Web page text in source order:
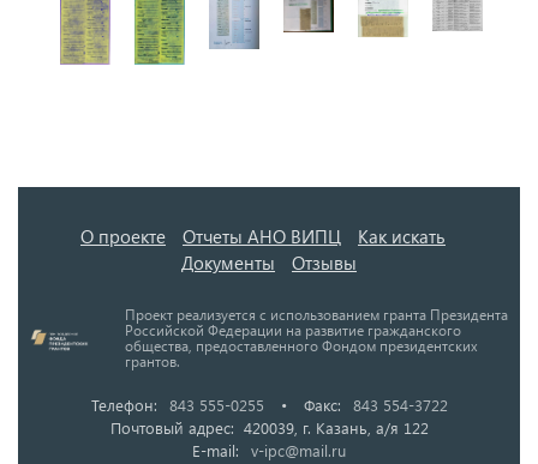
О проекте Отчеты АНО ВИПЦ
Как искать
Документы
Отзывы
Проект реализуется с использованием гранта Президента
Российской Федерации на развитие гражданского
общества, предоставленного Фондом президентских
грантов.
Телефон: 843 555-0255 • Факс:
843 554-3722
Почтовый адрес: 420039, г. Казань, а/я 122
E-mail:
v-ipc@mail.ru